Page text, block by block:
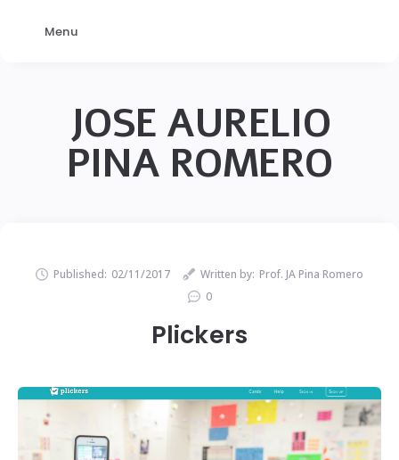
JOSE AURELIO
PINA ROMERO
Published: 02/11/2017 Written by: Prof. JA Pina Romero
0
Plickers
Menu